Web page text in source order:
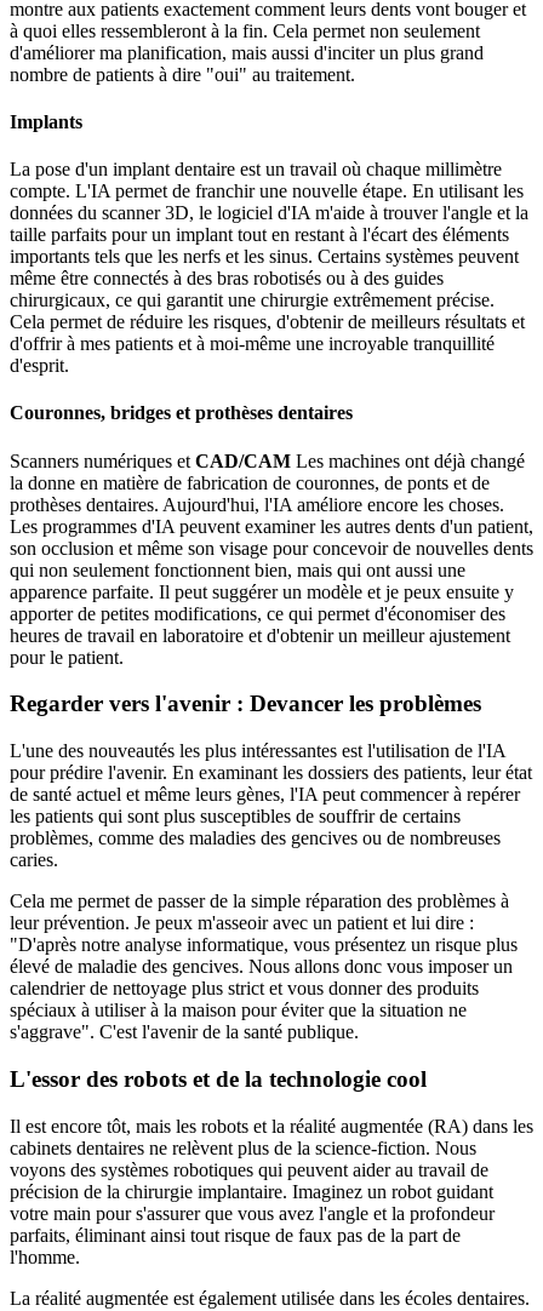
montre aux patients exactement comment leurs dents vont bouger et
à quoi elles ressembleront à la fin. Cela permet non seulement
d'améliorer ma planification, mais aussi d'inciter un plus grand
nombre de patients à dire "oui" au traitement.
Implants
La pose d'un implant dentaire est un travail où chaque millimètre
compte. L'IA permet de franchir une nouvelle étape. En utilisant les
données du scanner 3D, le logiciel d'IA m'aide à trouver l'angle et la
taille parfaits pour un implant tout en restant à l'écart des éléments
importants tels que les nerfs et les sinus. Certains systèmes peuvent
même être connectés à des bras robotisés ou à des guides
chirurgicaux, ce qui garantit une chirurgie extrêmement précise.
Cela permet de réduire les risques, d'obtenir de meilleurs résultats et
d'offrir à mes patients et à moi-même une incroyable tranquillité
d'esprit.
Couronnes, bridges et prothèses dentaires
Scanners numériques et CAD/CAM Les machines ont déjà changé
la donne en matière de fabrication de couronnes, de ponts et de
prothèses dentaires. Aujourd'hui, l'IA améliore encore les choses.
Les programmes d'IA peuvent examiner les autres dents d'un patient,
son occlusion et même son visage pour concevoir de nouvelles dents
qui non seulement fonctionnent bien, mais qui ont aussi une
apparence parfaite. Il peut suggérer un modèle et je peux ensuite y
apporter de petites modifications, ce qui permet d'économiser des
heures de travail en laboratoire et d'obtenir un meilleur ajustement
pour le patient.
Regarder vers l'avenir : Devancer les problèmes
L'une des nouveautés les plus intéressantes est l'utilisation de l'IA
pour prédire l'avenir. En examinant les dossiers des patients, leur état
de santé actuel et même leurs gènes, l'IA peut commencer à repérer
les patients qui sont plus susceptibles de souffrir de certains
problèmes, comme des maladies des gencives ou de nombreuses
caries.
Cela me permet de passer de la simple réparation des problèmes à
leur prévention. Je peux m'asseoir avec un patient et lui dire :
"D'après notre analyse informatique, vous présentez un risque plus
élevé de maladie des gencives. Nous allons donc vous imposer un
calendrier de nettoyage plus strict et vous donner des produits
spéciaux à utiliser à la maison pour éviter que la situation ne
s'aggrave". C'est l'avenir de la santé publique.
L'essor des robots et de la technologie cool
Il est encore tôt, mais les robots et la réalité augmentée (RA) dans les
cabinets dentaires ne relèvent plus de la science-fiction. Nous
voyons des systèmes robotiques qui peuvent aider au travail de
précision de la chirurgie implantaire. Imaginez un robot guidant
votre main pour s'assurer que vous avez l'angle et la profondeur
parfaits, éliminant ainsi tout risque de faux pas de la part de
l'homme.
La réalité augmentée est également utilisée dans les écoles dentaires.